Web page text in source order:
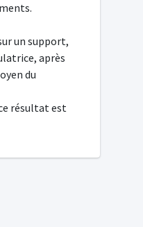
un support,
après
du
résultat est